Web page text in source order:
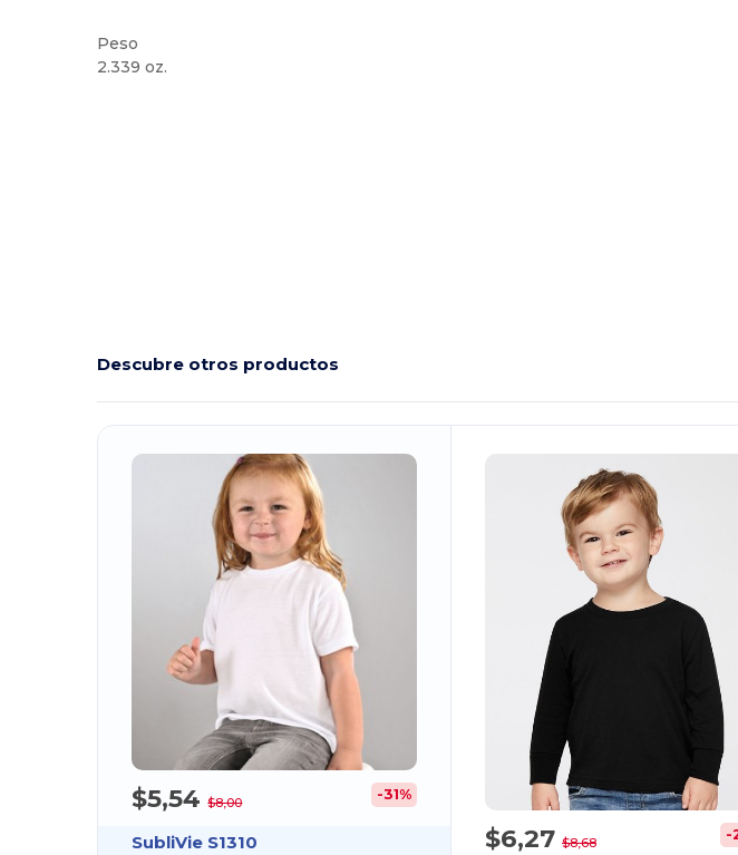
Peso
2.339 oz.
Descubre otros productos
$5,54$8,00 -31%
SubliVie S1310 $6,27 $8,68 -